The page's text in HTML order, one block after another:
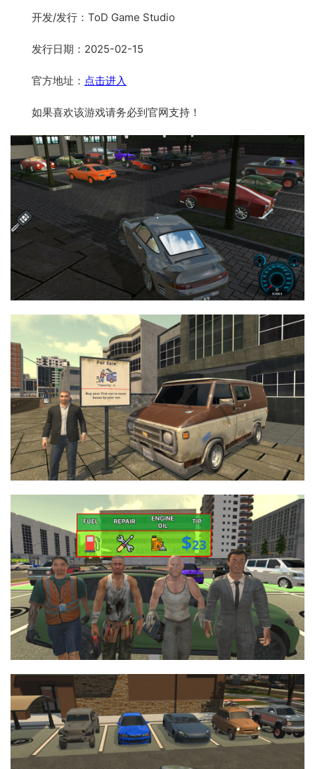
开发/发行：ToD Game Studio
发行日期：2025-02-15
官方地址： 点击进入
如果喜欢该游戏请务必到官网支持！